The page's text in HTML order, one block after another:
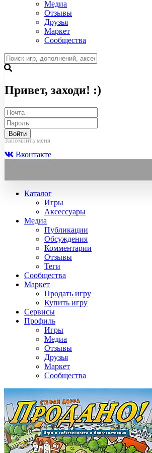
Медиа
Отзывы
Друзья
Маркет
Сообщества
Привет, заходи! :)
Войти
Запомнить меня
Вконтакте
Каталог
Игры
Аксессуары
Медиа
Публикации
Обсуждения
Комментарии
Отзывы
Теги
Сообщества
Маркет
Продать игру
Купить игру
Сервисы
Профиль
Игры
Медиа
Отзывы
Друзья
Маркет
Сообщества